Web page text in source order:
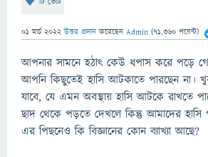
01 মার্চ 2022 উত্তর প্রদান করেছেন Admin (71,360 পয়েন্ট)
আপনার সামনে হঠাৎ কেউ ধপাস করে পড়ে
আপনি কিছুতেই হাসি আটকাতে পারছেন না।
যাবে, যে এমন অবস্থায় হাসি আটকে রাখতে
ছাদ থেকে পড়তে দেখলে কিন্তু আমাদের হাসি
এর পিছনেও কি বিজ্ঞানের কোন ব্যাখ্যা আছে?